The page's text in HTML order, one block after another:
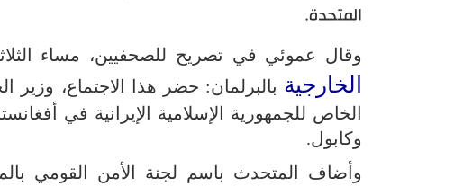
المتحدة.
وقال عموئي في تصريح للصحفيين، مساء
الخارجية بالبرلمان: حضر هذا الاجتماع، وزير
الخاص للجمهورية الإسلامية الإيرانية في
وكابول.
وأضاف المتحدث باسم لجنة الأمن القومي